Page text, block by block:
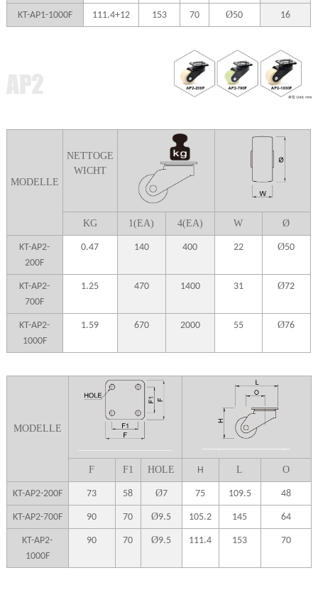
KT-AP1-1000F 111.4+12 153 70 Ø50 16
MODELLE
NETTOGE
WICHT
KG 1(EA) 4(EA) W Ø
KT-AP2-
200F
0.47 140 400 22 Ø50
KT-AP2-
700F
1.25 470 1400 31 Ø72
KT-AP2-
1000F
1.59 670 2000 55 Ø76
MODELLE
F F1 HOLE H L O
KT-AP2-200F 73 58 Ø7 75 109.5 48
KT-AP2-700F 90 70 Ø9.5 105.2 145 64
KT-AP2-
1000F
90 70 Ø9.5 111.4 153 70